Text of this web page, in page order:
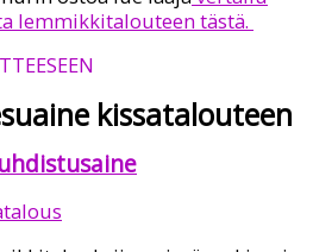
lemmikkitalouteen tästä.
kissatalouteen